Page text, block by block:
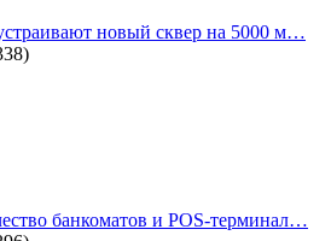
новый сквер на 5000 м…
банкоматов и POS-терминал…